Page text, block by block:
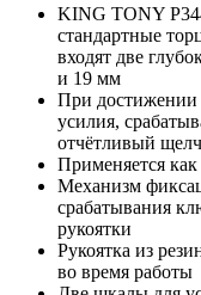
KING TONY
стандартные
входят две
и 19 мм
При достижении
усилия,
отчётливый
Применяется
Механизм
срабатывания
рукоятки
Рукоятка из
во время работы